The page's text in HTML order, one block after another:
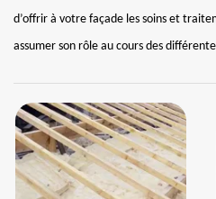
d’offrir à votre façade les soins et
assumer son rôle au cours des